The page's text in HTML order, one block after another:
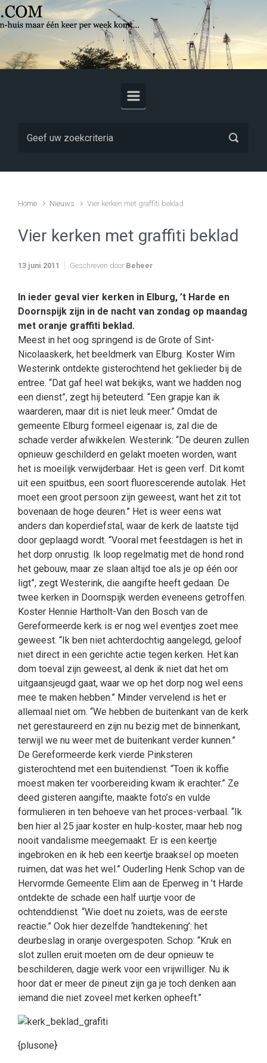
Skip to main content
Home Nieuws Vier kerken met graffiti beklad
Vier kerken met graffiti beklad
13 juni 2011 Geschreven door Beheer
In ieder geval vier kerken in Elburg, ’t Harde en
Doornspijk zijn in de nacht van zondag op maandag
met oranje graffiti beklad.
Meest in het oog springend is de Grote of Sint-
Nicolaaskerk, het beeldmerk van Elburg. Koster Wim
Westerink ontdekte gisterochtend het geklieder bij de
entree. “Dat gaf heel wat bekijks, want we hadden nog
een dienst”, zegt hij beteuterd. “Een grapje kan ik
waarderen, maar dit is niet leuk meer.” Omdat de
gemeente Elburg formeel eigenaar is, zal die de
schade verder afwikkelen. Westerink: “De deuren zullen
opnieuw geschilderd en gelakt moeten worden, want
het is moeilijk verwijderbaar. Het is geen verf. Dit komt
uit een spuitbus, een soort fluorescerende autolak. Het
moet een groot persoon zijn geweest, want het zit tot
bovenaan de hoge deuren.” Het is weer eens wat
anders dan koperdiefstal, waar de kerk de laatste tijd
door geplaagd wordt. “Vooral met feestdagen is het in
het dorp onrustig. Ik loop regelmatig met de hond rond
het gebouw, maar ze slaan altijd toe als je op één oor
ligt”, zegt Westerink, die aangifte heeft gedaan. De
twee kerken in Doornspijk werden eveneens getroffen.
Koster Hennie Hartholt-Van den Bosch van de
Gereformeerde kerk is er nog wel eventjes zoet mee
geweest. “Ik ben niet achterdochtig aangelegd, geloof
niet direct in een gerichte actie tegen kerken. Het kan
dom toeval zijn geweest, al denk ik niet dat het om
uitgaansjeugd gaat, waar we op het dorp nog wel eens
mee te maken hebben.” Minder vervelend is het er
allemaal niet om. “We hebben de buitenkant van de kerk
net gerestaureerd en zijn nu bezig met de binnenkant,
terwijl we nu weer met de buitenkant verder kunnen.”
De Gereformeerde kerk vierde Pinksteren
gisterochtend met een buitendienst. “Toen ik koffie
moest maken ter voorbereiding kwam ik erachter.” Ze
deed gisteren aangifte, maakte foto’s en vulde
formulieren in ten behoeve van het proces-verbaal. “Ik
ben hier al 25 jaar koster en hulp-koster, maar heb nog
nooit vandalisme meegemaakt. Er is een keertje
ingebroken en ik heb een keertje braaksel op moeten
ruimen, dat was het wel.” Ouderling Henk Schop van de
Hervormde Gemeente Elim aan de Eperweg in ’t Harde
ontdekte de schade een half uurtje voor de
ochtenddienst. “Wie doet nu zoiets, was de eerste
reactie.” Ook hier dezelfde ‘handtekening’: het
deurbeslag in oranje overgespoten. Schop: “Kruk en
slot zullen eruit moeten om de deur opnieuw te
beschilderen, dagje werk voor een vrijwilliger. Nu ik
hoor dat er meer de pineut zijn ga je toch denken aan
iemand die niet zoveel met kerken opheeft.”
{plusone}